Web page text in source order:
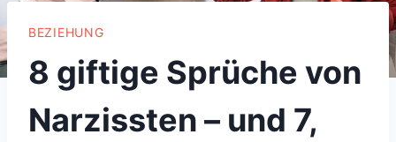
BEZIEHUNG
8 giftige Sprüche von
Narzissten – und 7,